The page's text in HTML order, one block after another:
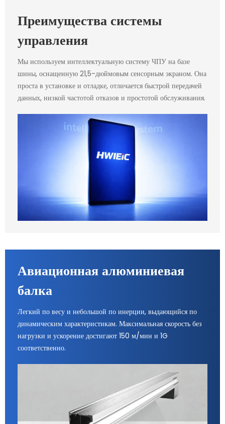
Преимущества системы
управления
Мы используем интеллектуальную систему ЧПУ на базе
шины, оснащенную 21,5-дюймовым сенсорным экраном. Она
проста в установке и отладке, отличается быстрой передачей
данных, низкой частотой отказов и простотой обслуживания.
Авиационная алюминиевая
балка
Легкий по весу и небольшой по инерции, выдающийся по
динамическим характеристикам. Максимальная скорость без
нагрузки и ускорение достигают 150 м/мин и 1G
соответственно.